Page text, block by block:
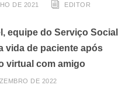
DE 2021 EDITOR
equipe do Serviço Social
vida de paciente após
virtual com amigo
DE 2022